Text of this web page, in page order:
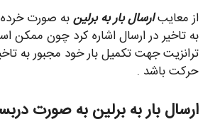
از معایبارسال بار به برلینبه صورت
به تاخیر در ارسال اشاره کرد چون ممکن
ترانزیت جهت تکمیل بار خود مجبور به
حرکت باشد .
ارسال بار به برلین به صورت